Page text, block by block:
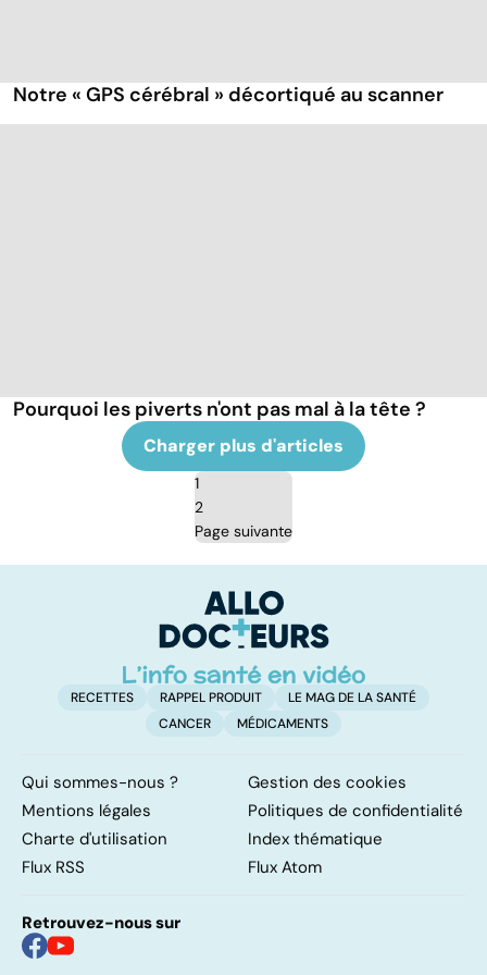
Notre « GPS cérébral » décortiqué au scanner
Pourquoi les piverts n'ont pas mal à la tête ?
Charger plus d'articles
1
2
Page suivante
RECETTES RAPPEL PRODUIT
LE MAG DE LA SANTÉ
CANCER
MÉDICAMENTS
Qui sommes-nous ?
Gestion des cookies
Mentions légales
Politiques de confidentialité
Charte d'utilisation
Index thématique
Flux RSS
Flux Atom
Retrouvez-nous sur